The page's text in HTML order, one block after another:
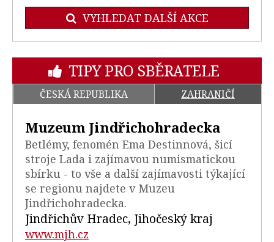
VYHLEDAT DALŠÍ AKCE
TIPY PRO SBĚRATELE
ČESKÁ REPUBLIKA ZAHRANIČÍ
Muzeum Jindřichohradecka
Betlémy, fenomén Ema Destinnová, šicí
stroje Lada i zajímavou numismatickou
sbírku - to vše a další zajímavosti týkající
se regionu najdete v Muzeu
Jindřichohradecka.
Jindřichův Hradec, Jihočeský kraj
www.mjh.cz